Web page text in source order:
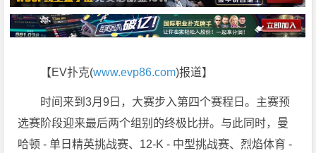
【EV扑克(www.evp86.com)报道】
时间来到3月9日，大赛步入第四个赛程日。主赛预
选赛阶段迎来最后两个组别的终极比拼。与此同时，曼
哈顿 - 单日精英挑战赛、12-K - 中型挑战赛、烈焰体育 -